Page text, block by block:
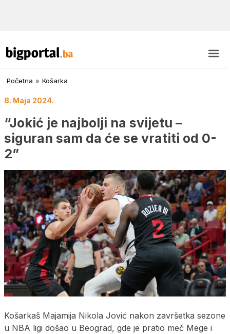
Početna » Košarka
8. Maja 2024.
“Jokić je najbolji na svijetu –
siguran sam da će se vratiti od 0-
2”
Košarkaš Majamija Nikola Jović nakon završetka sezone
u NBA ligi došao u Beograd, gde je pratio meč Mege i